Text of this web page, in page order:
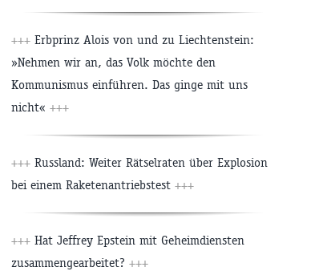
+++ Erbprinz Alois von und zu Liechtenstein:
»Nehmen wir an, das Volk möchte den
Kommunismus einführen. Das ginge mit uns
nicht« +++
+++ Russland: Weiter Rätselraten über Explosion
bei einem Raketenantriebstest +++
+++ Hat Jeffrey Epstein mit Geheimdiensten
zusammengearbeitet? +++